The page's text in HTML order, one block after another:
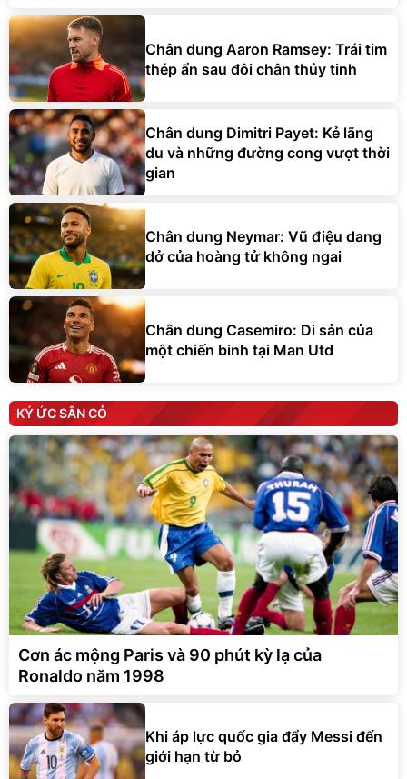
Chân dung Aaron Ramsey: Trái tim
thép ẩn sau đôi chân thủy tinh
Chân dung Dimitri Payet: Kẻ lãng
du và những đường cong vượt thời
gian
Chân dung Neymar: Vũ điệu dang
dở của hoàng tử không ngai
Chân dung Casemiro: Di sản của
một chiến binh tại Man Utd
KÝ ỨC SÂN CỎ
Cơn ác mộng Paris và 90 phút kỳ lạ của
Ronaldo năm 1998
Khi áp lực quốc gia đẩy Messi đến
giới hạn từ bỏ